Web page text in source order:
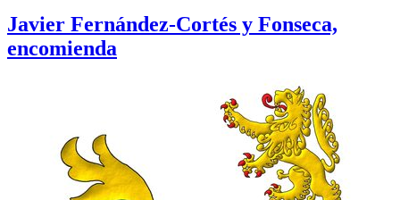
Javier Fernández-Cortés y Fonseca,
encomienda